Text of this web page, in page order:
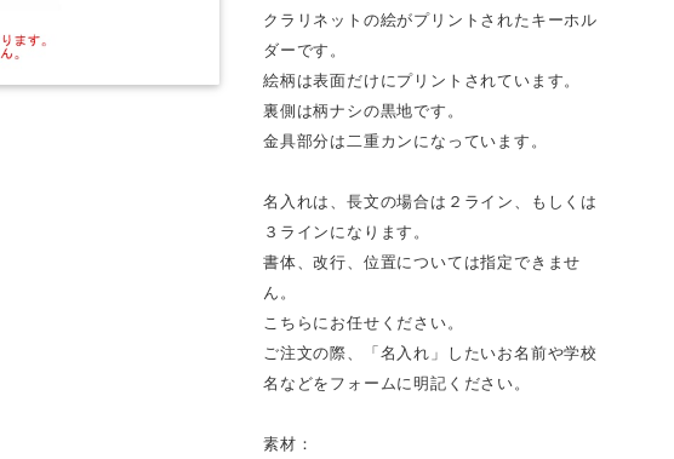
クラリネットの絵がプリントされたキーホル
ダーです。
絵柄は表面だけにプリントされています。
裏側は柄ナシの黒地です。
金具部分は二重カンになっています。
名入れは、長文の場合は２ライン、もしくは
３ラインになります。
書体、改行、位置については指定できませ
ん。
こちらにお任せください。
ご注文の際、「名入れ」したいお名前や学校
名などをフォームに明記ください。
素材：